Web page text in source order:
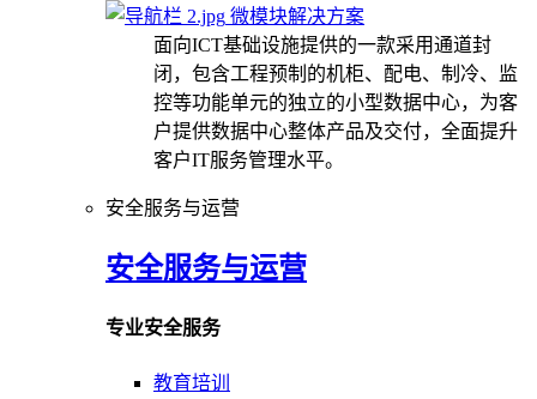
微模块解决方案
面向ICT基础设施提供的一款采用通道封
闭，包含工程预制的机柜、配电、制冷、监
控等功能单元的独立的小型数据中心，为客
户提供数据中心整体产品及交付，全面提升
客户IT服务管理水平。
安全服务与运营
安全服务与运营
专业安全服务
教育培训